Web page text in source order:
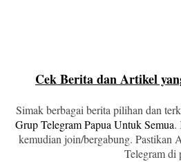
Cek Berita dan Artikel
Simak berbagai berita pilihan dan
Grup Telegram Papua Untuk Semua.
kemudian join/bergabung. Pastikan
Telegram di